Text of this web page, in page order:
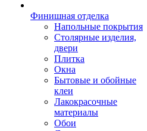
Финишная отделка
Напольные покрытия
Столярные изделия,
двери
Плитка
Окна
Бытовые и обойные
клеи
Лакокрасочные
материалы
Обои